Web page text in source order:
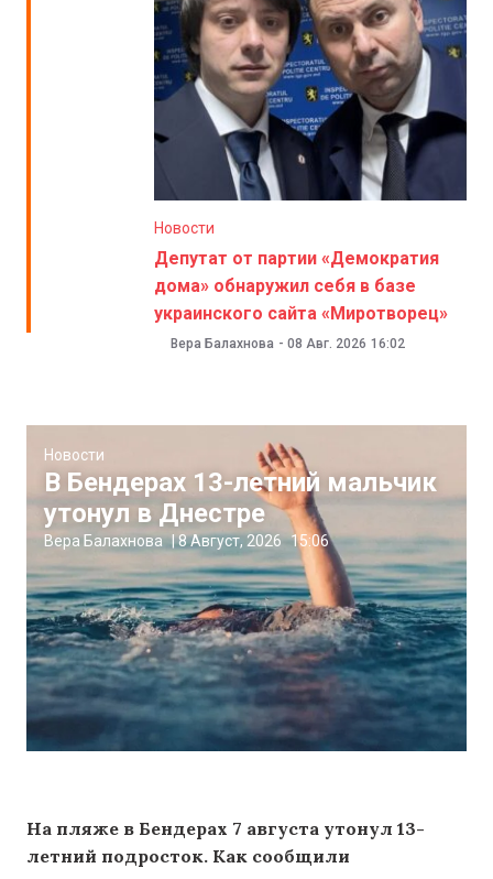
Новости
Депутат от партии «Демократия
дома» обнаружил себя в базе
украинского сайта «Миротворец»
Вера Балахнова - 08 Авг. 2026 16:02
Новости
В Бендерах 13-летний мальчик
утонул в Днестре
Вера Балахнова |8 Август, 2026 15:06
На пляже в Бендерах 7 августа утонул 13-
летний подросток. Как сообщили